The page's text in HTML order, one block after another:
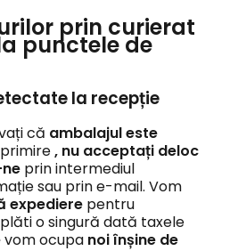
prin curierat
punctele de
la recepție
că ambalajul este
, nu acceptați deloc
prin intermediul
sau prin e-mail. Vom
expediere pentru
o singură dată taxele
vom ocupa noi înșine de